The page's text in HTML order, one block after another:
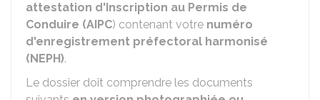
attestation d'Inscription au Permis de
Conduire (AIPC) contenant votre numéro
d'enregistrement préfectoral harmonisé
(NEPH).
Le dossier doit comprendre les documents